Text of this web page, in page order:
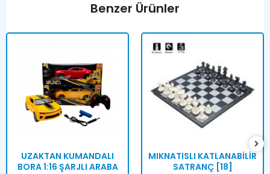
Benzer Ürünler
UZAKTAN KUMANDALI
BORA 1:16 ŞARJLI ARABA
MIKNATISLI KATLANABİLİR
SATRANÇ [18]